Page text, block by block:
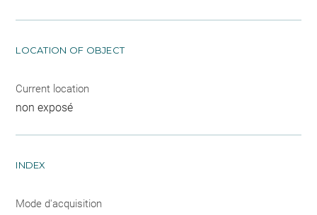
LOCATION OF OBJECT
Current location
non exposé
INDEX
Mode d'acquisition